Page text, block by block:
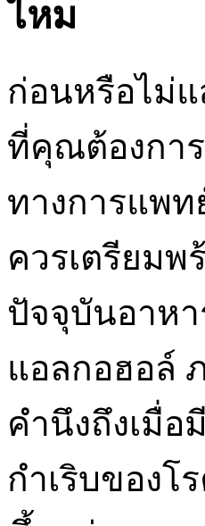
ไหม
ก่อนหรือไม่
ที่คุณต้องการ
ทางการแพ
ควรเตรียมพ
ปัจจุบันอาห
แอลกอฮอล์
คำนึงถึงเมื่อ
กำเริบของโ